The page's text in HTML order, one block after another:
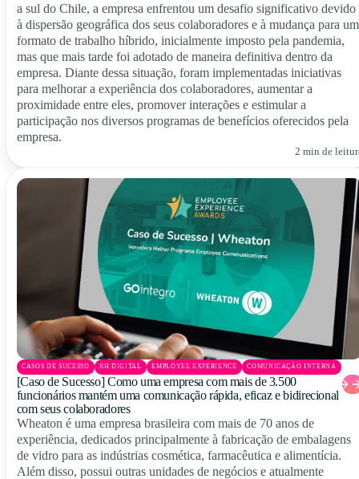
a sul do Chile, a empresa enfrentou um desafio significativo devido
à dispersão geográfica dos seus colaboradores e à mudança para um
formato de trabalho híbrido, inicialmente imposto pela pandemia,
mas que mais tarde foi adotado de maneira definitiva dentro da
empresa. Diante dessa situação, foram implementadas iniciativas
para melhorar a experiência dos colaboradores, aumentar a
proximidade entre eles, promover interações e estimular a
participação nos diversos programas de benefícios oferecidos pela
empresa.
2 min de
CASOS DE SUCESSO RH DIGITAL EMPLOYEE EXPERIENCE COMUNICAÇÃO INTERNA
[Caso de Sucesso] Como uma empresa com mais de 3.500
funcionários mantém uma comunicação rápida, eficaz e bidirecional
com seus colaboradores
Wheaton é uma empresa brasileira com mais de 70 anos de
experiência, dedicados principalmente à fabricação de embalagens
de vidro para as indústrias cosmética, farmacêutica e alimentícia.
Além disso, possui outras unidades de negócios e atualmente